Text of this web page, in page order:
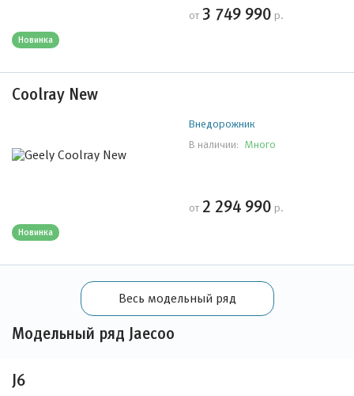
от 3 749 990 р.
Новинка
Coolray New
Внедорожник
В наличии: Много
от 2 294 990 р.
Новинка
Весь модельный ряд
Модельный ряд Jaecoo
J6